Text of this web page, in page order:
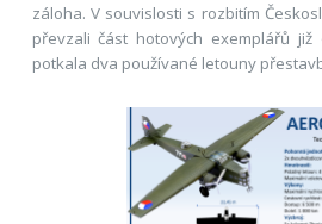
záloha. V souvislosti s rozbitím
převzali část hotových exemplářů již
potkala dva používané letouny